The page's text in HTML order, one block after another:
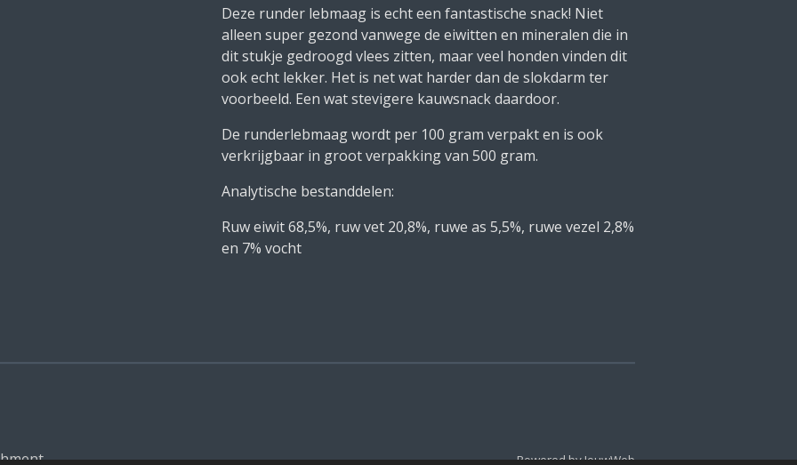
Deze runder lebmaag is echt een fantastische snack! Niet
alleen super gezond vanwege de eiwitten en mineralen die in
dit stukje gedroogd vlees zitten, maar veel honden vinden dit
ook echt lekker. Het is net wat harder dan de slokdarm ter
voorbeeld. Een wat stevigere kauwsnack daardoor.
De runderlebmaag wordt per 100 gram verpakt en is ook
verkrijgbaar in groot verpakking van 500 gram.
Analytische bestanddelen:
Ruw eiwit68,5%, ruw vet 20,8%, ruwe as 5,5%, ruwe vezel 2,8%
en 7% vocht
Powered byJouwWeb